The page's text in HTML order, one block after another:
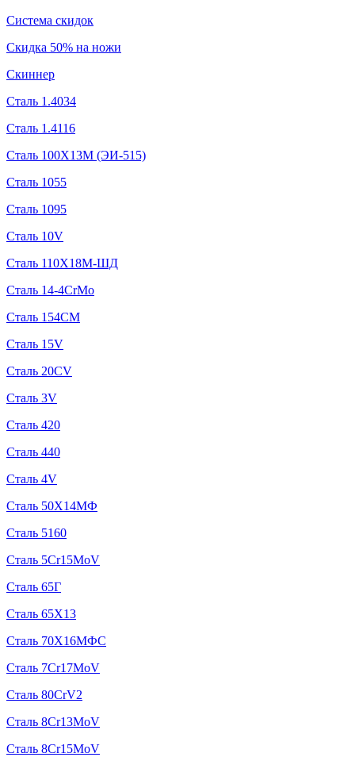
Система скидок
Скидка 50% на ножи
Скиннер
Сталь 1.4034
Сталь 1.4116
Сталь 100Х13М (ЭИ-515)
Сталь 1055
Сталь 1095
Сталь 10V
Сталь 110Х18М-ШД
Сталь 14-4CrMo
Сталь 154CM
Сталь 15V
Сталь 20CV
Сталь 3V
Сталь 420
Сталь 440
Сталь 4V
Сталь 50Х14МФ
Сталь 5160
Сталь 5Cr15MoV
Сталь 65Г
Сталь 65Х13
Сталь 70Х16МФС
Сталь 7Cr17MoV
Сталь 80CrV2
Сталь 8Cr13MoV
Сталь 8Cr15MoV